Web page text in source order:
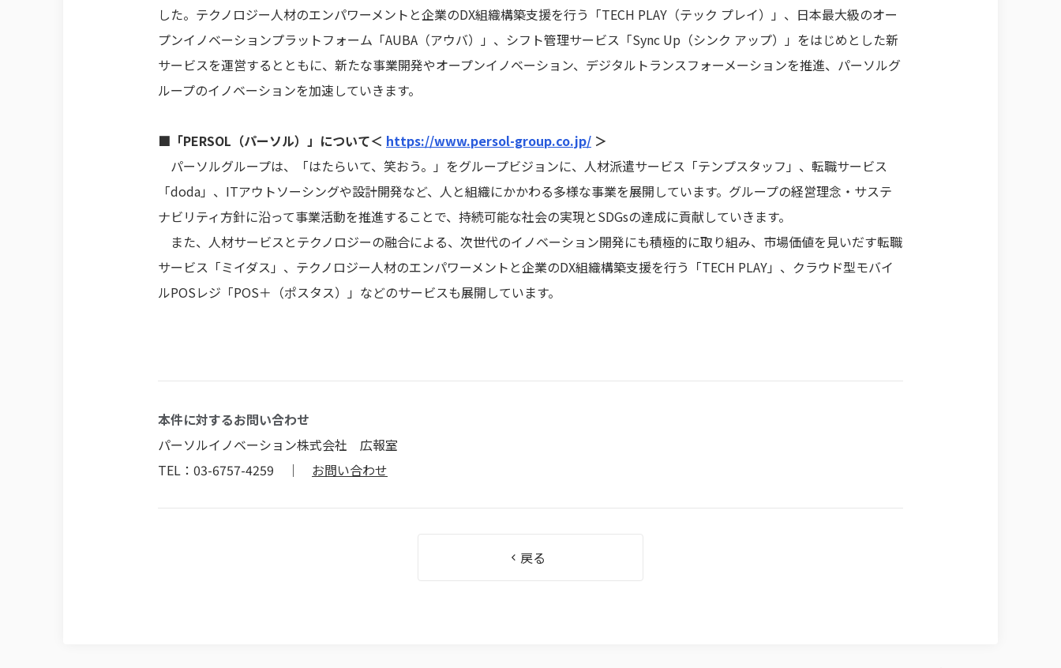
した。テクノロジー人材のエンパワーメントと企業のDX組織構築支援を行う「TECH PLAY（テック プレイ）」、日本最大級のオー
プンイノベーションプラットフォーム「AUBA（アウバ）」、シフト管理サービス「Sync Up（シンク アップ）」をはじめとした新
サービスを運営するとともに、新たな事業開発やオープンイノベーション、デジタルトランスフォーメーションを推進、パーソルグ
ループのイノベーションを加速していきます。
■「PERSOL（パーソル）」について＜ https://www.persol-group.co.jp/ ＞
パーソルグループは、「はたらいて、笑おう。」をグループビジョンに、人材派遣サービス「テンプスタッフ」、転職サービス
「doda」、ITアウトソーシングや設計開発など、人と組織にかかわる多様な事業を展開しています。グループの経営理念・サステ
ナビリティ方針に沿って事業活動を推進することで、持続可能な社会の実現とSDGsの達成に貢献していきます。
また、人材サービスとテクノロジーの融合による、次世代のイノベーション開発にも積極的に取り組み、市場価値を見いだす転職
サービス「ミイダス」、テクノロジー人材のエンパワーメントと企業のDX組織構築支援を行う「TECH PLAY」、クラウド型モバイ
ルPOSレジ「POS＋（ポスタス）」などのサービスも展開しています。
本件に対するお問い合わせ
パーソルイノベーション株式会社 広報室
TEL：03-6757-4259 ｜ お問い合わせ
戻る